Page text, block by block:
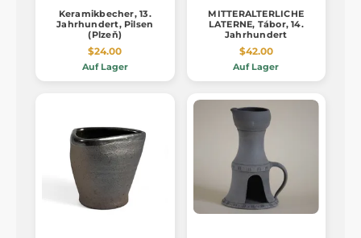
Keramikbecher, 13.
Jahrhundert, Pilsen
(Plzeň)
$24.00
Auf Lager
MITTERALTERLICHE
LATERNE, Tábor, 14.
Jahrhundert
$42.00
Auf Lager